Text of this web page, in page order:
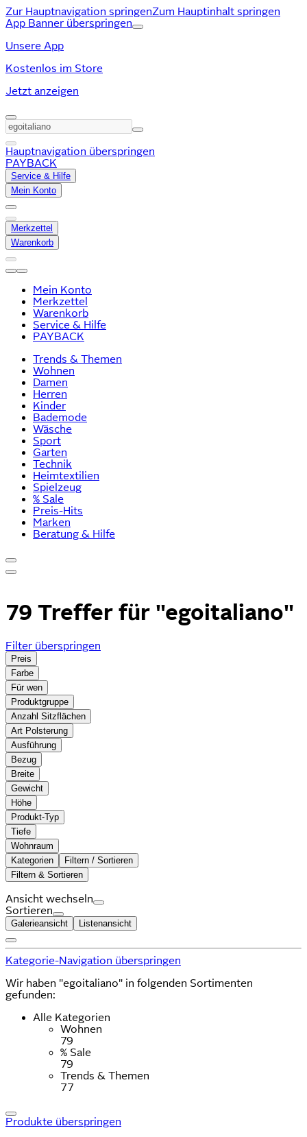
Zur Hauptnavigation springenZum Hauptinhalt springen
App Banner überspringen
Unsere App
Kostenlos im Store
Jetzt anzeigen
Hauptnavigation überspringen
PAYBACK
Service & Hilfe
Mein Konto
Merkzettel
Warenkorb
Mein Konto
Merkzettel
Warenkorb
Service & Hilfe
PAYBACK
Trends & Themen
Wohnen
Damen
Herren
Kinder
Bademode
Wäsche
Sport
Garten
Technik
Heimtextilien
Spielzeug
% Sale
Preis-Hits
Marken
Beratung & Hilfe
79 Treffer für "egoitaliano"
Filter überspringen
Preis
Farbe
Für wen
Produktgruppe
Anzahl Sitzflächen
Art Polsterung
Ausführung
Bezug
Breite
Gewicht
Höhe
Produkt-Typ
Tiefe
Wohnraum
Kategorien
Filtern / Sortieren
Filtern & Sortieren
Ansicht wechseln
Sortieren
Galerieansicht Listenansicht
Kategorie-Navigation überspringen
Wir haben "egoitaliano" in folgenden Sortimenten
gefunden:
Alle Kategorien
Wohnen
79
% Sale
79
Trends & Themen
77
Produkte überspringen